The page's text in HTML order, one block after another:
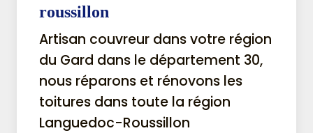
roussillon
Artisan couvreur dans votre région
du Gard dans le département 30,
nous réparons et rénovons les
toitures dans toute la région
Languedoc-Roussillon